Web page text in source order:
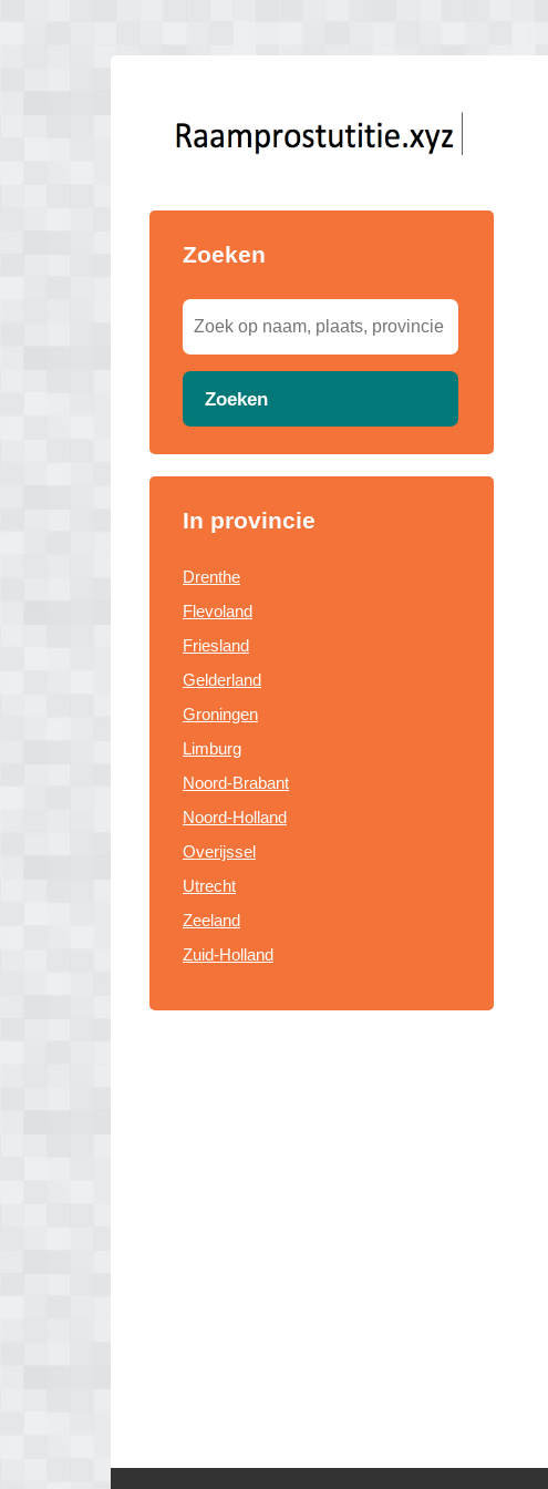
Zoeken
Zoeken
In provincie
Drenthe
Flevoland
Friesland
Gelderland
Groningen
Limburg
Noord-Brabant
Noord-Holland
Overijssel
Utrecht
Zeeland
Zuid-Holland